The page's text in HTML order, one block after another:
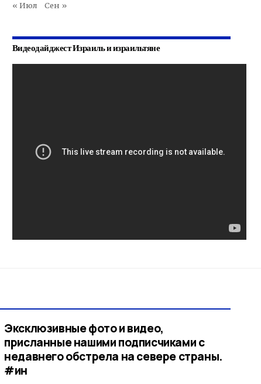
« Июл Сен »
Видеодайджест Израиль и израильтяне
Эксклюзивные фото и видео,
присланные нашими подписчиками с
недавнего обстрела на севере страны.
#ин